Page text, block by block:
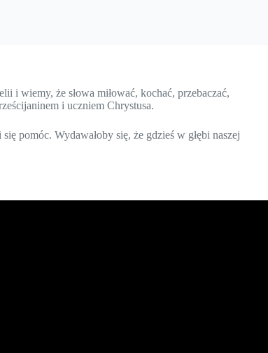
i wiemy, że słowa miłować, kochać, przebaczać,
i uczniem Chrystusa.
pomóc. Wydawałoby się, że gdzieś w głębi naszej